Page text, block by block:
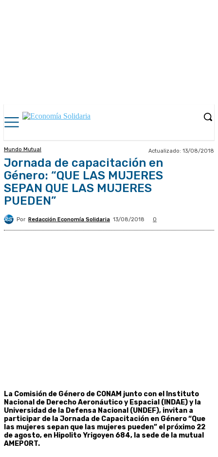
Mundo Mutual Actualizado: 13/08/2018
Jornada de capacitación en
Género: “QUE LAS MUJERES
SEPAN QUE LAS MUJERES
PUEDEN”
Por Redacción Economía Solidaria 13/08/2018 0
La Comisión de Género de CONAM junto con el Instituto
Nacional de Derecho Aeronáutico y Espacial (INDAE) y la
Universidad de la Defensa Nacional (UNDEF), invitan a
participar de la Jornada de Capacitación en Género “Que
las mujeres sepan que las mujeres pueden” el próximo 22
de agosto, en Hipolito Yrigoyen 684, la sede de la mutual
AMEPORT.